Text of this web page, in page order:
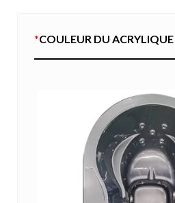
*COULEUR DU ACRYLIQUE